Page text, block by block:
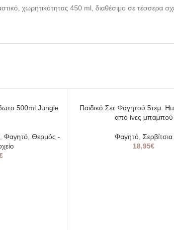
χωρητικότητας 450 ml, διαθέσιμο σε τέσσερα
500ml Jungle
Φαγητό, Θερμός -
SOLD
Παιδικό Σετ Φαγητού 5τεμ.
από ίνες μπαμπού
Φαγητό Σερβίτσια
18,95€